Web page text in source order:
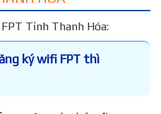
Tỉnh Thanh Hóa:
ký wifi FPT thì